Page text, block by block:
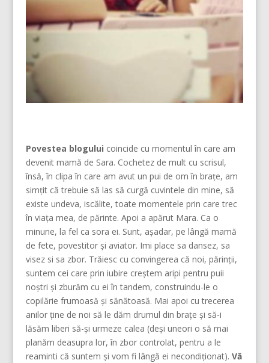
Povestea blogului coincide cu momentul în care am
devenit mamă de Sara. Cochetez de mult cu scrisul,
însă, în clipa în care am avut un pui de om în brațe, am
simțit că trebuie să las să curgă cuvintele din mine, să
existe undeva, iscălite, toate momentele prin care trec
în viața mea, de părinte. Apoi a apărut Mara. Ca o
minune, la fel ca sora ei. Sunt, așadar, pe lângă mamă
de fete, povestitor și aviator. Imi place sa dansez, sa
visez si sa zbor. Trăiesc cu convingerea că noi, părinţii,
suntem cei care prin iubire creştem aripi pentru puii
noştri şi zburăm cu ei în tandem, construindu-le o
copilărie frumoasă şi sănătoasă. Mai apoi cu trecerea
anilor ține de noi să le dăm drumul din braţe și să-i
lăsăm liberi să-și urmeze calea (deşi uneori o să mai
planăm deasupra lor, în zbor controlat, pentru a le
reaminti că suntem şi vom fi lângă ei necondiţionat). Vă